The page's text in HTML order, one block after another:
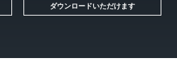
ダウンロードいただけます